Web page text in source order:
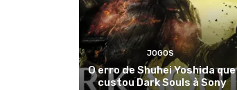
JOGOS
O erro de Shuhei Yoshida que
custou Dark Souls à Sony